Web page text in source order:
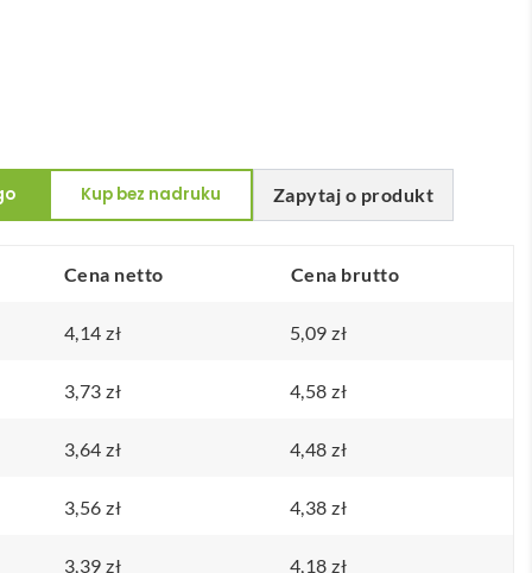
Zapytaj o produkt
Kup bez nadruku
Cena netto Cena brutto
4,14zł 5,09zł
3,73zł 4,58zł
3,64zł 4,48zł
3,56zł 4,38zł
3,39zł 4,18zł